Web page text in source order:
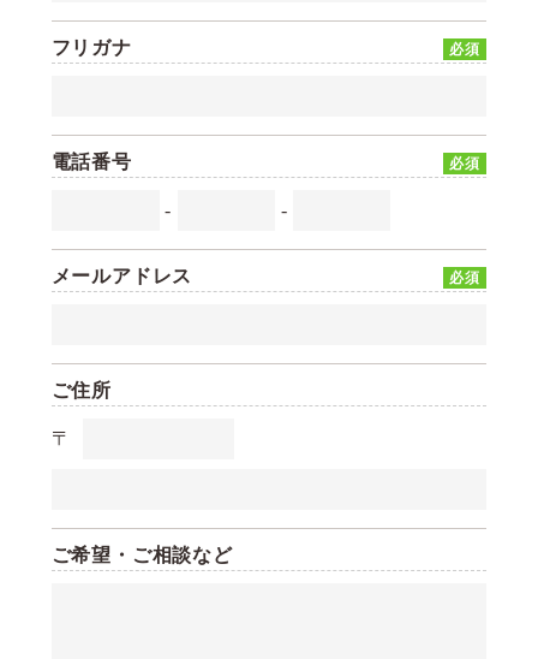
フリガナ 必須
電話番号 必須
- -
メールアドレス 必須
ご住所
〒
ご希望・ご相談など